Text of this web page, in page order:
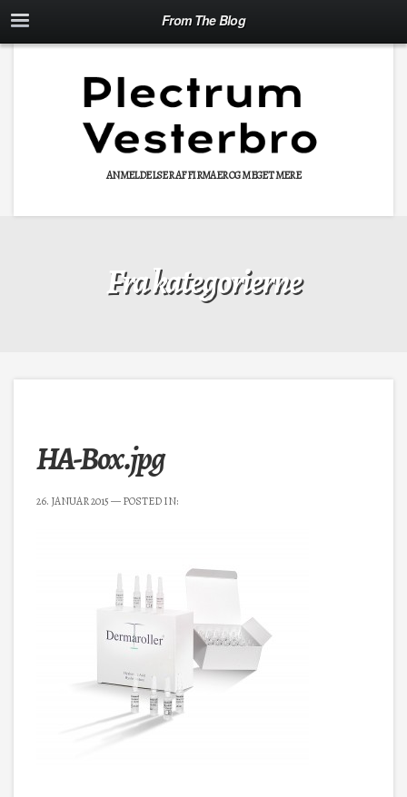
From The Blog
ANMELDELSER AF FIRMAER OG MEGET MERE
Fra kategorierne
HA-Box.jpg
26. JANUAR 2015— POSTED IN: